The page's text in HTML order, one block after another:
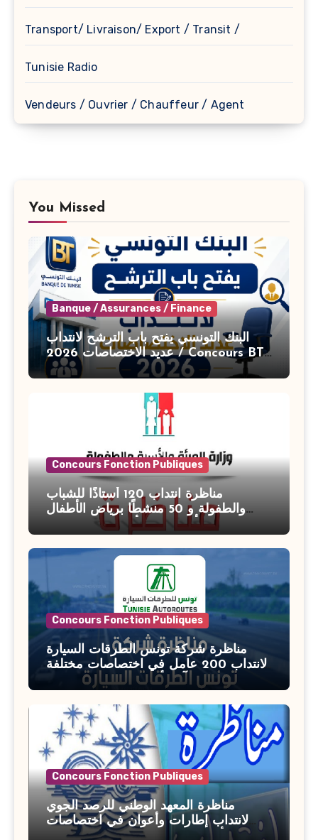
Transport/ Livraison/ Export / Transit /
Tunisie Radio
Vendeurs / Ouvrier / Chauffeur / Agent
You Missed
Banque / Assurances / Finance
البنك التونسي يفتح باب الترشح لانتداب
عديد الاختصاصات 2026 / Concours BT
Banque de Tunisie 2026
Concours Fonction Publiques
مناظرة انتداب 120 أستاذًا للشباب
والطفولة و 50 منشطًا برياض الأطفال
بوزارة الأسرة والمرأة والطفولة وكبار
السن آخر أجل للتسجيل : 27 جويلية 2026
Concours Fonction Publiques
مناظرة شركة تونس الطرقات السيارة
لانتداب 200 عامل في اختصاصات مختلفة
آخر أجل : 21 جويلية 2026
Concours Fonction Publiques
مناظرة المعهد الوطني للرصد الجوي
لانتداب إطارات وأعوان في اختصاصات
مختلفة : أخر اجل للترشح 27 جويلية 2026